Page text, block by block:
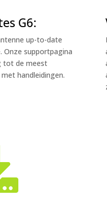
G6:
up-to-date
Onze supportpagina
tot de meest
handleidingen.